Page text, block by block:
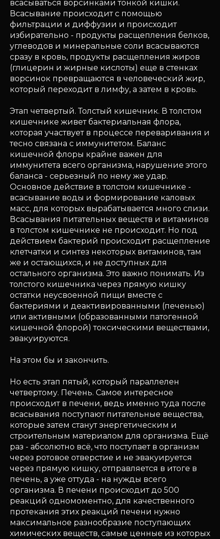
всасываться ворсинками тонкой кишки.
Всасывание происходит с помощью
фильтрации и диффузии и происходит
избирательно - продукты расщепления белков,
углеводов и минеральные соли всасываются
сразу в кровь, продукты расщепления жиров
(глицерин и жирные кислоты) еще в стенках
ворсинок превращаются в человеческий жир,
который переходит в лимфу, а затем в кровь.
Этап четвертый. Толстый кишечник. В толстом
кишечнике живет бактериальная флора,
которая участвует в процессе переваривания и
тесно связана с иммунитетом. Баланс
кишечной флоры крайне важен для
иммунитета всего организма, нарушение этого
баланса - серьезный по нему же удар.
Основное действие в толстом кишечнике -
всасывание воды и формирование каловых
масс, для которых вырабатывается много слизи.
Всасывания питательных веществ и витаминов
в толстом кишечнике не происходит. Но под
действием бактерий происходит расщепление
клетчатки и синтез некоторых витаминов, там
же и остающихся, и не доступных для
остального организма. Это важно понимать. Из
толстого кишечника через прямую кишку
остатки неусвоенной пищи вместе с
бактериями и деактивированными (печенью)
или активными (образованными патогенной
кишечной флорой) токсическими веществами,
эвакуируются.
На этом бы и закончить.
Но есть этап пятый, который параллелен
четвертому. Печень. Самое интересное
происходит в печени, ведь именно туда после
всасывания поступают питательные вещества,
которые затем станут энергетическим и
строительным материалом для организма. Ещё
раз - абсолютно всё, что поступает в организм
через ротовое отверстие и не эвакуируется
через прямую кишку, отправляется в итоге в
печень, а уже оттуда - на нужды всего
организма. В печени происходит до 500
реакций одномоментно, для качественного
протекания этих реакций печени нужно
максимальное разнообразие поступающих
химических веществ, самые ценные из которых